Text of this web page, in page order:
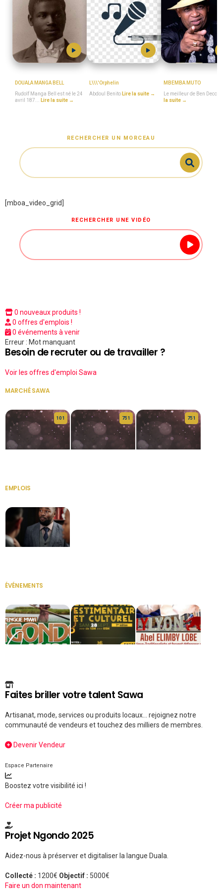
DOUALA MANGA BELL
Rudolf Manga Bell est né le 24
avril 187...
Lire la suite →
L\\\'Orphelin
Abdoul Benito Lire la suite →
MBEMBA MUTO
Le meilleur de Ben Decca
la suite →
RECHERCHER UN MORCEAU
[mboa_video_grid]
RECHERCHER UNE VIDÉO
0 nouveaux produits !
0 offres d'emplois !
0 événements à venir
Erreur : Mot manquant
Besoin de recruter ou de travailler ?
Voir les offres d'emploi Sawa
MARCHÉ SAWA
10 1 75 1 75 1
EMPLOIS
ÉVÉNEMENTS
Faites briller votre talent Sawa
Artisanat, mode, services ou produits locaux... rejoignez notre
communauté de vendeurs et touchez des milliers de membres.
Devenir Vendeur
Espace Partenaire
Boostez votre visibilité ici !
Créer ma publicité
Projet Ngondo 2025
Aidez-nous à préserver et digitaliser la langue Duala.
Collecté : 1200€ Objectif : 5000€
Faire un don maintenant